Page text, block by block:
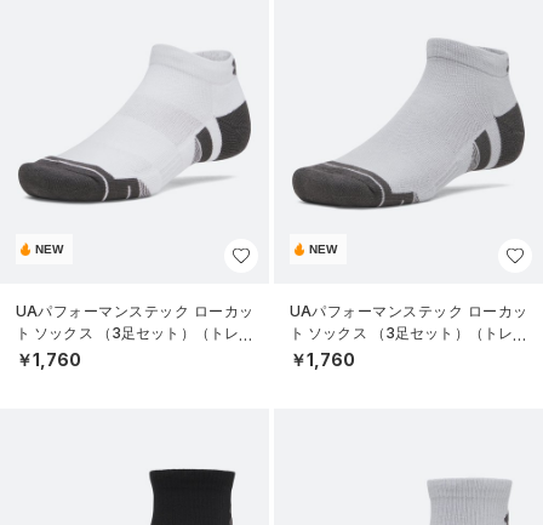
NEW
UAパフォーマンステック ローカッ
ト ソックス （3足セット）（トレー
ニング/UNISEX）
￥1,760
NEW
UAパフォーマンステック ローカッ
ト ソックス （3足セット）（トレー
ニング/UNISEX）
￥1,760